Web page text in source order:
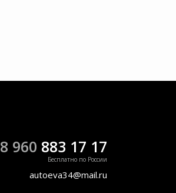
8 960 883 17 17
Бесплатно по России
autoeva34@mail.ru